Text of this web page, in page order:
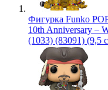
Фигурка Funko
10th Anniversary –
(1033) (83091) (9,5